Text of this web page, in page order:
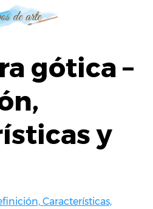
gótica –
y
Características,